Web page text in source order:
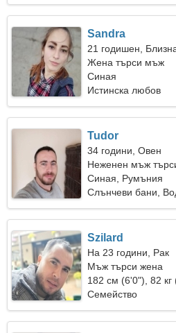
Sandra
21 годишен,
Жена търси мъж
Синая
Истинска любов
Tudor
34 години, Овен
Неженен мъж
Синая, Румъния
Слънчеви бани,
Szilard
На 23 години, Рак
Мъж търси жена
182 см (6'0"), 82 кг
Семейство